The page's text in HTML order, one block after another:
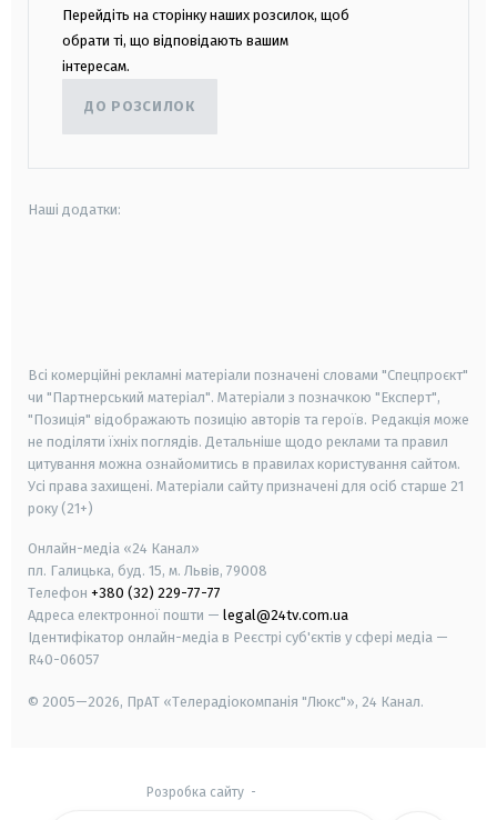
Перейдіть на сторінку наших розсилок, щоб
обрати ті, що відповідають вашим
інтересам.
ДО РОЗСИЛОК
Наші додатки:
Всі комерційні рекламні матеріали позначені словами "Спецпроєкт"
чи "Партнерський матеріал". Матеріали з позначкою "Експерт",
"Позиція" відображають позицію авторів та героїв. Редакція може
не поділяти їхніх поглядів. Детальніше щодо реклами та правил
цитування можна ознайомитись в правилах користування сайтом.
Усі права захищені. Матеріали сайту призначені для осіб старше 21
року (21+)
Онлайн-медіа «24 Канал»
пл. Галицька, буд. 15, м. Львів, 79008
Телефон +380 (32) 229-77-77
Адреса електронної пошти — legal@24tv.com.ua
Ідентифікатор онлайн-медіа в Реєстрі суб'єктів у сфері медіа —
R40-06057
© 2005—2026, ПрАТ «Телерадіокомпанія "Люкс"», 24 Канал.
Розробка сайту-